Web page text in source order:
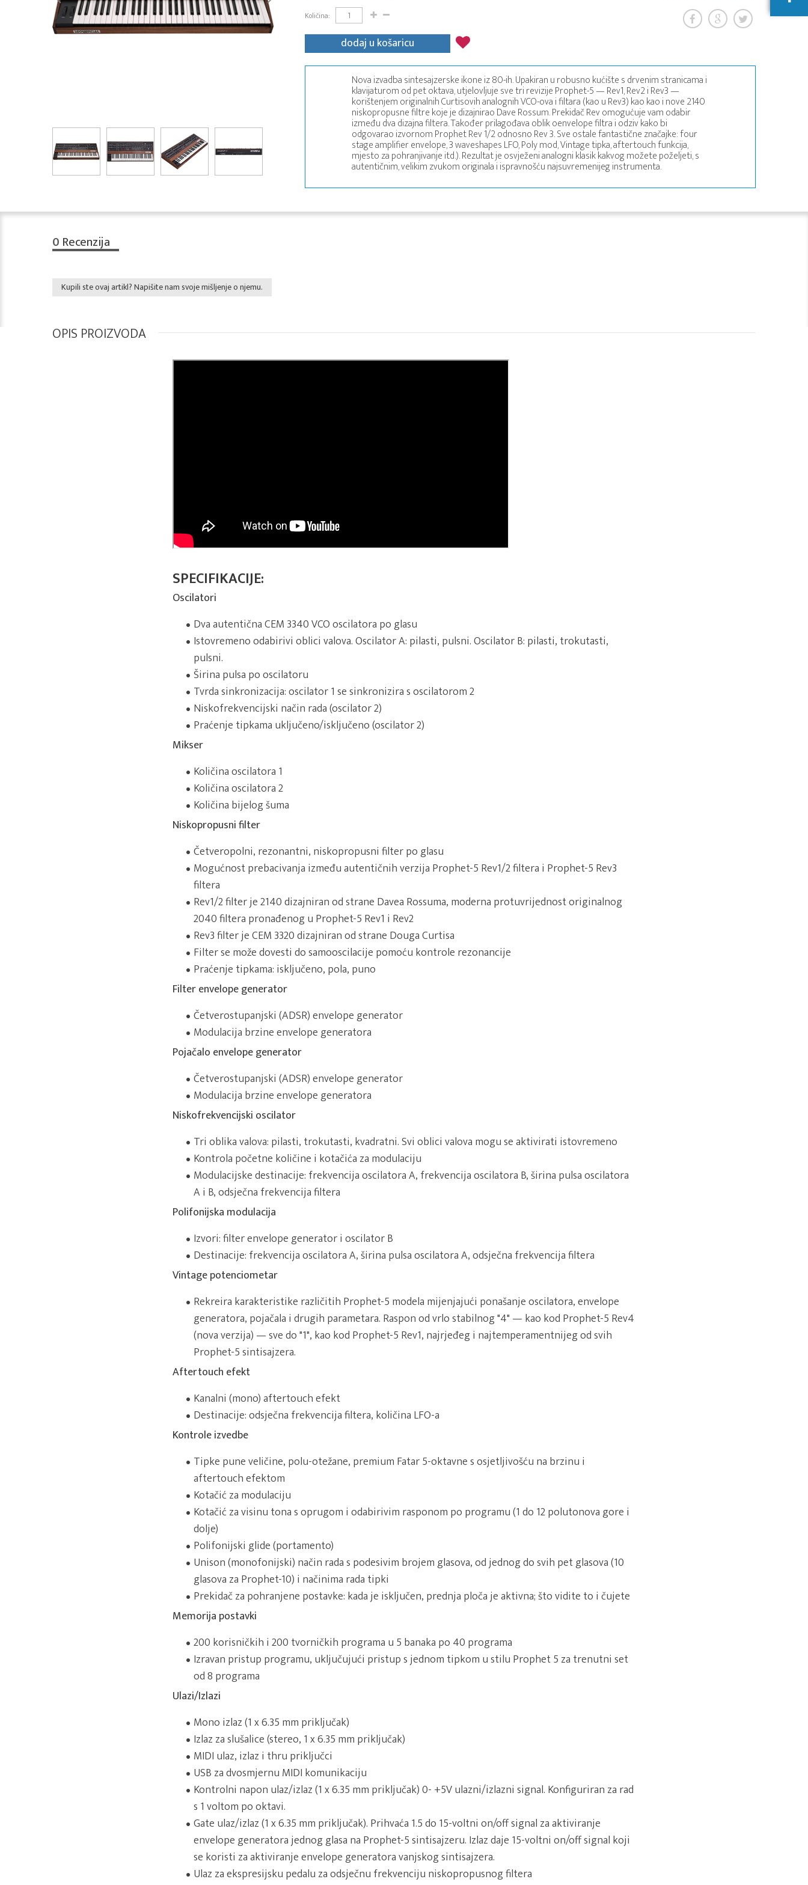
Količina:
dodaj u košaricu
Nova izvadba sintesajzerske ikone iz 80-ih. Upakiran u robusno kućište s drvenim stranicama i
klavijaturom od pet oktava, utjelovljuje sve tri revizije Prophet-5 — Rev1, Rev2 i Rev3 —
korištenjem originalnih Curtisovih analognih VCO-ova i filtara (kao u Rev3) kao kao i nove 2140
niskopropusne filtre koje je dizajnirao Dave Rossum. Prekidač Rev omogućuje vam odabir
između dva dizajna filtera. Također prilagođava oblik oenvelope filtra i odziv kako bi
odgovarao izvornom Prophet Rev 1/2 odnosno Rev 3. Sve ostale fantastične značajke: four
stage amplifier envelope, 3 waveshapes LFO, Poly mod, Vintage tipka, aftertouch funkcija,
mjesto za pohranjivanje itd.). Rezultat je osvježeni analogni klasik kakvog možete poželjeti, s
autentičnim, velikim zvukom originala i ispravnošću najsuvremenijeg instrumenta.
0 Recenzija
Kupili ste ovaj artikl? Napišite nam svoje mišljenje o njemu.
OPIS PROIZVODA
SPECIFIKACIJE:
Oscilatori
Dva autentična CEM 3340 VCO oscilatora po glasu
Istovremeno odabirivi oblici valova. Oscilator A: pilasti, pulsni. Oscilator B: pilasti, trokutasti,
pulsni.
Širina pulsa po oscilatoru
Tvrda sinkronizacija: oscilator 1 se sinkronizira s oscilatorom 2
Niskofrekvencijski način rada (oscilator 2)
Praćenje tipkama uključeno/isključeno (oscilator 2)
Mikser
Količina oscilatora 1
Količina oscilatora 2
Količina bijelog šuma
Niskopropusni filter
Četveropolni, rezonantni, niskopropusni filter po glasu
Mogućnost prebacivanja između autentičnih verzija Prophet-5 Rev1/2 filtera i Prophet-5 Rev3
filtera
Rev1/2 filter je 2140 dizajniran od strane Davea Rossuma, moderna protuvrijednost originalnog
2040 filtera pronađenog u Prophet-5 Rev1 i Rev2
Rev3 filter je CEM 3320 dizajniran od strane Douga Curtisa
Filter se može dovesti do samooscilacije pomoću kontrole rezonancije
Praćenje tipkama: isključeno, pola, puno
Filter envelope generator
Četverostupanjski (ADSR) envelope generator
Modulacija brzine envelope generatora
Pojačalo envelope generator
Četverostupanjski (ADSR) envelope generator
Modulacija brzine envelope generatora
Niskofrekvencijski oscilator
Tri oblika valova: pilasti, trokutasti, kvadratni. Svi oblici valova mogu se aktivirati istovremeno
Kontrola početne količine i kotačića za modulaciju
Modulacijske destinacije: frekvencija oscilatora A, frekvencija oscilatora B, širina pulsa oscilatora
A i B, odsječna frekvencija filtera
Polifonijska modulacija
Izvori: filter envelope generator i oscilator B
Destinacije: frekvencija oscilatora A, širina pulsa oscilatora A, odsječna frekvencija filtera
Vintage potenciometar
Rekreira karakteristike različitih Prophet-5 modela mijenjajući ponašanje oscilatora, envelope
generatora, pojačala i drugih parametara. Raspon od vrlo stabilnog "4" — kao kod Prophet-5 Rev4
(nova verzija) — sve do "1", kao kod Prophet-5 Rev1, najrjeđeg i najtemperamentnijeg od svih
Prophet-5 sintisajzera.
Aftertouch efekt
Kanalni (mono) aftertouch efekt
Destinacije: odsječna frekvencija filtera, količina LFO-a
Kontrole izvedbe
Tipke pune veličine, polu-otežane, premium Fatar 5-oktavne s osjetljivošću na brzinu i
aftertouch efektom
Kotačić za modulaciju
Kotačić za visinu tona s oprugom i odabirivim rasponom po programu (1 do 12 polutonova gore i
dolje)
Polifonijski glide (portamento)
Unison (monofonijski) način rada s podesivim brojem glasova, od jednog do svih pet glasova (10
glasova za Prophet-10) i načinima rada tipki
Prekidač za pohranjene postavke: kada je isključen, prednja ploča je aktivna; što vidite to i čujete
Memorija postavki
200 korisničkih i 200 tvorničkih programa u 5 banaka po 40 programa
Izravan pristup programu, uključujući pristup s jednom tipkom u stilu Prophet 5 za trenutni set
od 8 programa
Ulazi/Izlazi
Mono izlaz (1 x 6.35 mm priključak)
Izlaz za slušalice (stereo, 1 x 6.35 mm priključak)
MIDI ulaz, izlaz i thru priključci
USB za dvosmjernu MIDI komunikaciju
Kontrolni napon ulaz/izlaz (1 x 6.35 mm priključak) 0- +5V ulazni/izlazni signal. Konfiguriran za rad
s 1 voltom po oktavi.
Gate ulaz/izlaz (1 x 6.35 mm priključak). Prihvaća 1.5 do 15-voltni on/off signal za aktiviranje
envelope generatora jednog glasa na Prophet-5 sintisajzeru. Izlaz daje 15-voltni on/off signal koji
se koristi za aktiviranje envelope generatora vanjskog sintisajzera.
Ulaz za ekspresijsku pedalu za odsječnu frekvenciju niskopropusnog filtera